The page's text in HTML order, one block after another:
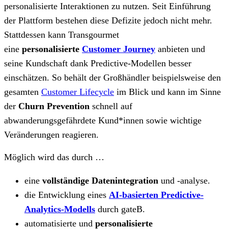
personalisierte Interaktionen zu nutzen. Seit Einführung
der Plattform bestehen diese Defizite jedoch nicht mehr.
Stattdessen kann Transgourmet
eine personalisierte Customer Journey anbieten und
seine Kundschaft dank Predictive-Modellen besser
einschätzen. So behält der Großhändler beispielsweise den
gesamten Customer Lifecycle im Blick und kann im Sinne
der Churn Prevention schnell auf
abwanderungsgefährdete Kund*innen sowie wichtige
Veränderungen reagieren.
Möglich wird das durch …
eine vollständige Datenintegration und -analyse.
die Entwicklung eines AI-basierten Predictive-
Analytics-Modells durch gateB.
automatisierte und personalisierte